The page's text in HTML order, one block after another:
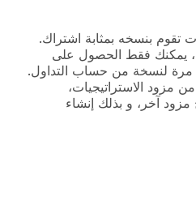
تقوم بنسخه بمثابة اشتراك.
يمكنك فقط الحصول على
لنسخة من حساب التداول.
مزود الاستراتيجيات،
آخر، و بذلك إنشاء